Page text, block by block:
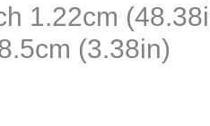
1.22cm
(3.38in)